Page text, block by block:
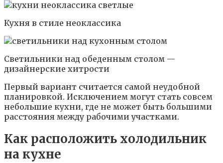
Кухня в стиле неоклассика
Светильники над обеденным столом —
дизайнерские хитрости
Первый вариант считается самой неудобной
планировкой. Исключением могут стать совсем
небольшие кухни, где не может быть большими
расстояния между рабочими участками.
Как расположить холодильник
на кухне